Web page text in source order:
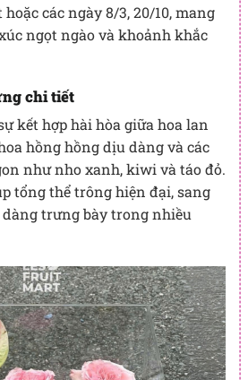
các ngày 8/3, 20/10, mang
ngọt ngào và khoảnh khắc
chi tiết
kết hợp hài hòa giữa hoa lan
hồng hồng dịu dàng và các
như nho xanh, kiwi và táo đỏ.
tổng thể trông hiện đại, sang
trưng bày trong nhiều